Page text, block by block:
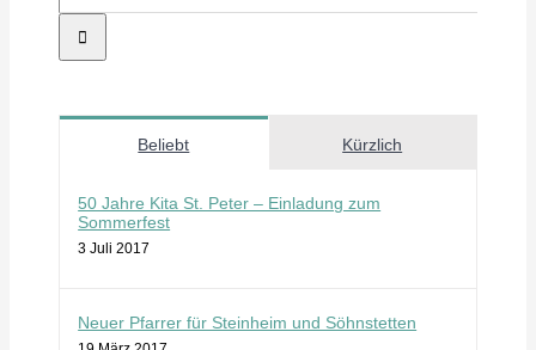
nach:
Beliebt Kürzlich
50 Jahre Kita St. Peter – Einladung zum
Sommerfest
3 Juli 2017
Neuer Pfarrer für Steinheim und Söhnstetten